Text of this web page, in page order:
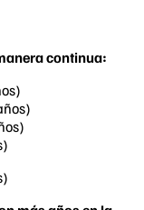
continua: